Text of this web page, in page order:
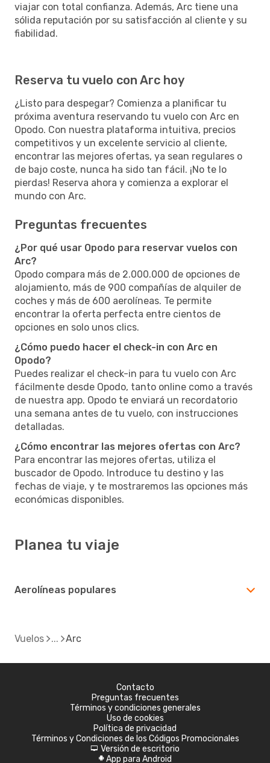
viajar con total confianza. Además, Arc tiene una
sólida reputación por su satisfacción al cliente y su
fiabilidad.
Reserva tu vuelo con Arc hoy
¿Listo para despegar? Comienza a planificar tu
próxima aventura reservando tu vuelo con Arc en
Opodo. Con nuestra plataforma intuitiva, precios
competitivos y un excelente servicio al cliente,
encontrar las mejores ofertas, ya sean regulares o
de bajo coste, nunca ha sido tan fácil. ¡No te lo
pierdas! Reserva ahora y comienza a explorar el
mundo con Arc.
Preguntas frecuentes
¿Por qué usar Opodo para reservar vuelos con
Arc?
Opodo compara más de 2.000.000 de opciones de
alojamiento, más de 900 compañías de alquiler de
coches y más de 600 aerolíneas. Te permite
encontrar la oferta perfecta entre cientos de
opciones en solo unos clics.
¿Cómo puedo hacer el check-in con Arc en
Opodo?
Puedes realizar el check-in para tu vuelo con Arc
fácilmente desde Opodo, tanto online como a través
de nuestra app. Opodo te enviará un recordatorio
una semana antes de tu vuelo, con instrucciones
detalladas.
¿Cómo encontrar las mejores ofertas con Arc?
Para encontrar las mejores ofertas, utiliza el
buscador de Opodo. Introduce tu destino y las
fechas de viaje, y te mostraremos las opciones más
económicas disponibles.
Planea tu viaje
Aerolíneas populares
Vuelos Arc
Contacto
Preguntas frecuentes
Términos y condiciones generales
Uso de cookies
Política de privacidad
Términos y Condiciones de los Códigos Promocionales
d Versión de escritorio
A App para Android